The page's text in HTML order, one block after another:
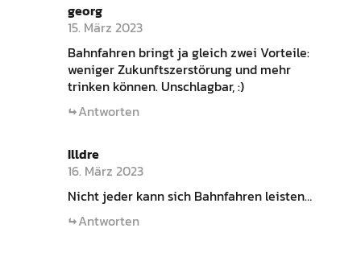
georg
15. März 2023
Bahnfahren bringt ja gleich zwei Vorteile:
weniger Zukunftszerstörung und mehr
trinken können. Unschlagbar, :)
Antworten
Illdre
16. März 2023
Nicht jeder kann sich Bahnfahren leisten…
Antworten